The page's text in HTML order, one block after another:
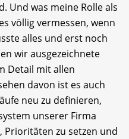
Und was meine Rolle als
völlig vermessen, wenn
alles und erst noch
wir ausgezeichnete
Detail mit allen
davon ist es auch
neu zu definieren,
unserer Firma
Prioritäten zu setzen und